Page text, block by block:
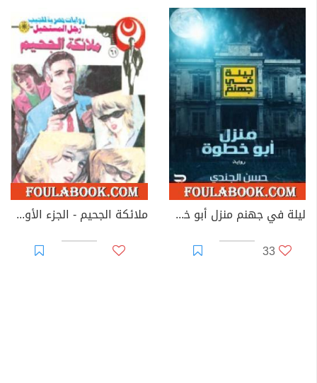
ليلة في جهنم منزل أبو خطوة
33
ملائكة الجحيم - الجزء الأول - سلسلة رجل المستحيل